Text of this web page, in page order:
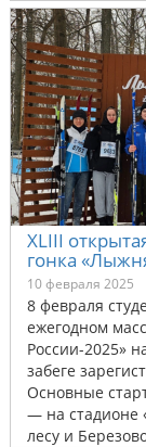
XLIII
гонка
10 февраля 2025
8 февраля
ежегодном
России-2025»
забеге
Основные
— на стадионе
лесу и